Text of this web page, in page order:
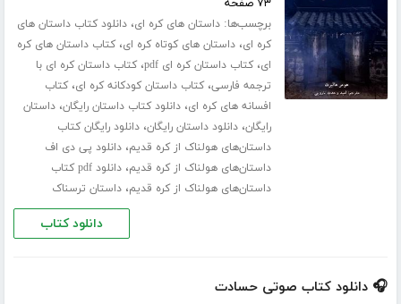
۷۳ صفحه
برچسب‌ها:داستان های کره ای،دانلود کتاب داستان های
کره ای،داستان های کوتاه کره ای،کتاب داستان های کره
ای،کتاب داستان کره ای pdf ،کتاب داستان کره ای با
ترجمه فارسی،کتاب داستان کودکانه کره ای،کتاب
افسانه های کره ای،دانلود کتاب داستان رایگان،داستان
رایگان،دانلود داستان رایگان،دانلود رایگان کتاب
داستان‌های هولناک از کره قدیم،دانلود پی دی اف
داستان‌های هولناک از کره قدیم،
دانلود pdf کتاب
داستان‌های هولناک از کره قدیم،داستان ترسناک
دانلود کتاب
🎧 دانلود کتاب صوتی حسادت